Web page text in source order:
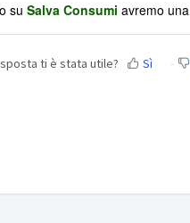
su Salva Consumi avremo
ti è stata utile? Sì